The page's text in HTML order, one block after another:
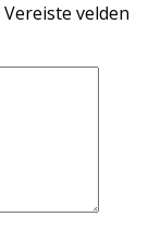
Vereiste velden